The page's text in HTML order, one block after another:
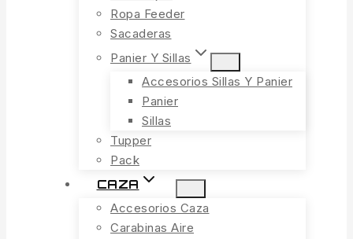
Ropa Feeder
Sacaderas
Panier Y Sillas
Accesorios Sillas Y Panier
Panier
Sillas
Tupper
Pack
CAZA
Accesorios Caza
Carabinas Aire